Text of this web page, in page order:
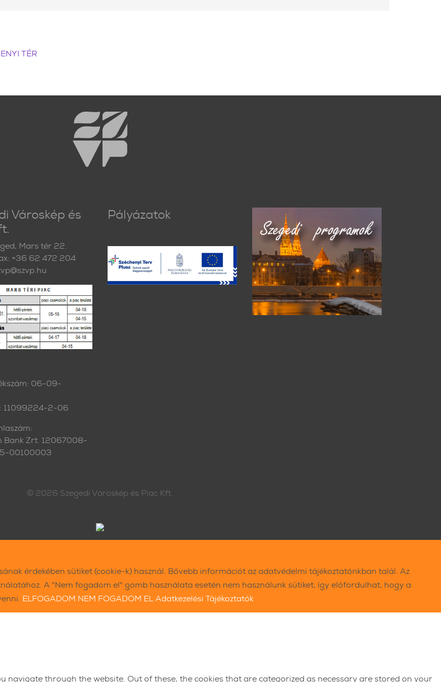
TÉR
Városkép és
Mars tér 22.
+36 62 472 204
06-09-
11099224-2-06
Bank Zrt. 12067008-
00100003
Pályázatok
© 2026 Szegedi Városkép és Piac Kft.
érdekében sütiket (cookie-k) használ. Bővebb információt az adatvédelmi tájékoztatónkban talál. Az
A "Nem fogadom el" gomb használata esetén nem használunk sütiket, így előfordulhat, hogy a
ELFOGADOM NEM FOGADOM ELAdatkezelési Tájékoztatók
navigate through the website. Out of these, the cookies that are categorized as necessary are stored on your